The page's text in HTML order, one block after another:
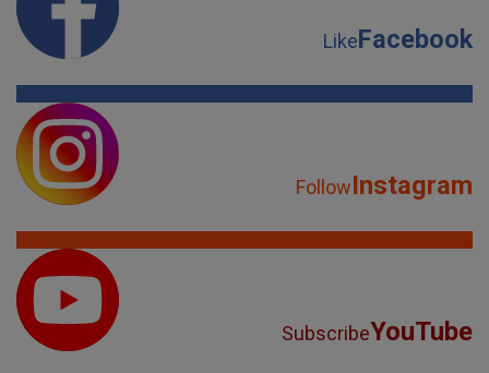
LikeFacebook
FollowInstagram
SubscribeYouTube